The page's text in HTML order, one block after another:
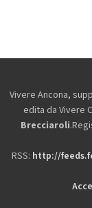
Vivere Ancona,
edita da Vivere
Brecciaroli
RSS: http://